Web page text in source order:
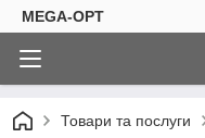
MEGA-OPT
Товари та послуги